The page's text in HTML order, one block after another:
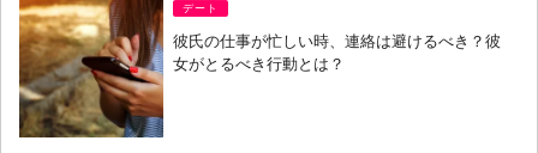
デート
彼氏の仕事が忙しい時、連絡は避けるべき？彼
女がとるべき行動とは？